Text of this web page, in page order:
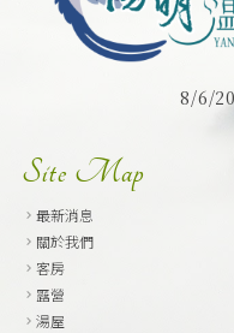
8/6/
Site Map
最新消息
關於我們
客房
露營
湯屋